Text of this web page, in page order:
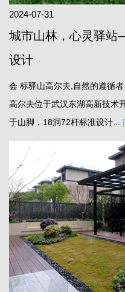
2024-07-31
城市山林，心灵驿
设计
会 标驿山高尔夫,自然的遵循
高尔夫位于武汉东湖高新技术
于山脚，18洞72杆标准设计...